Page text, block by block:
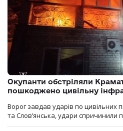
Окупанти обстріляли
пошкоджено цивільну
Ворог завдав ударів по цивільних
та Слов’янська, удари спричинили